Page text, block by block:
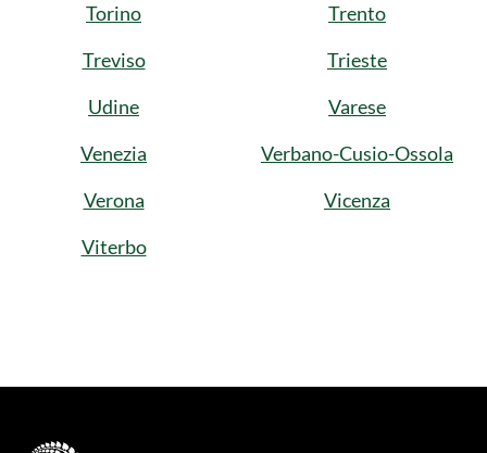
Torino
Trento
Treviso
Trieste
Udine
Varese
Venezia
Verbano-Cusio-Ossola
Verona
Vicenza
Viterbo